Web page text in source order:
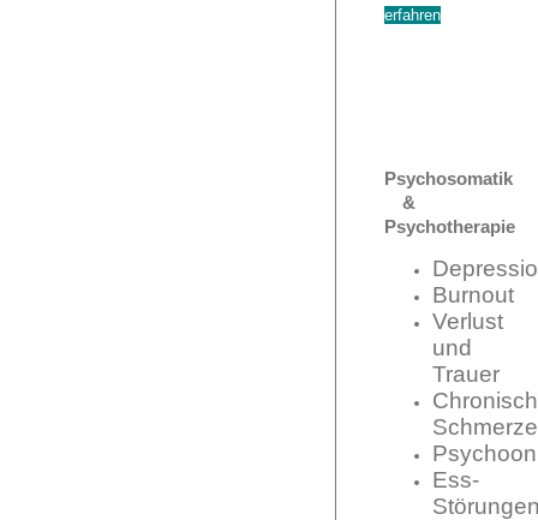
erfahren
Psychosomatik
&
Psychotherapie
Burnout
Verlust
und
Trauer
Ess-